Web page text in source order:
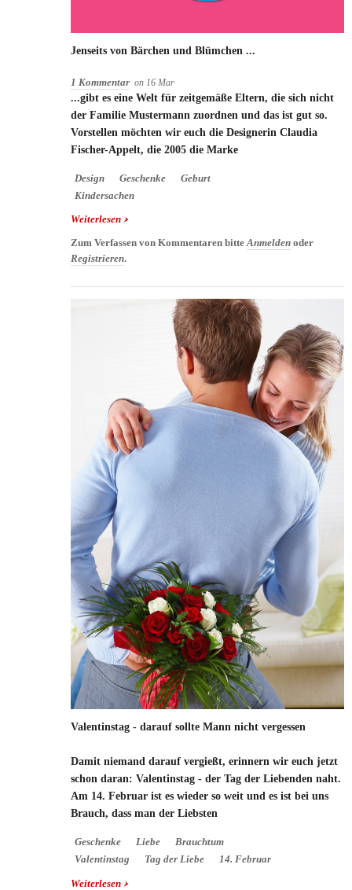
Jenseits von Bärchen und Blümchen ...
1 Kommentar on 16 Mar
...gibt es eine Welt für zeitgemäße Eltern, die sich nicht
der Familie Mustermann zuordnen und das ist gut so.
Vorstellen möchten wir euch die Designerin Claudia
Fischer-Appelt, die 2005 die Marke
Design Geschenke
Geburt
Kindersachen
Weiterlesen über Jenseits von Bärchen und Blümchen ...
Zum Verfassen von Kommentaren bitteAnmelden oder
Registrieren.
Valentinstag - darauf sollte Mann nicht vergessen
Damit niemand darauf vergießt, erinnern wir euch jetzt
schon daran: Valentinstag - der Tag der Liebenden naht.
Am 14. Februar ist es wieder so weit und es ist bei uns
Brauch, dass man der Liebsten
Geschenke Liebe
Brauchtum
Valentinstag
Tag der Liebe 14. Februar
Weiterlesen über Valentinstag - darauf sollte Mann nicht